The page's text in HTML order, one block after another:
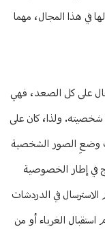
في هذا المجال، مهما
على كل الصعد، فهي
ولذا، كان على
وضعِ الصور الشخصية
في إطار الخصوصية
في الدردشات
الغرباء أو من